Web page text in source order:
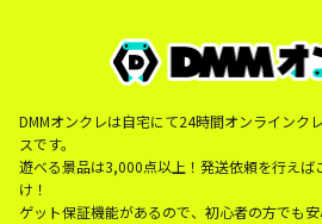
DMMオンクレは自宅にて24時間オンラインク
スです。
遊べる景品は3,000点以上！発送依頼を行えば
け！
ゲット保証機能があるので、初心者の方でも安